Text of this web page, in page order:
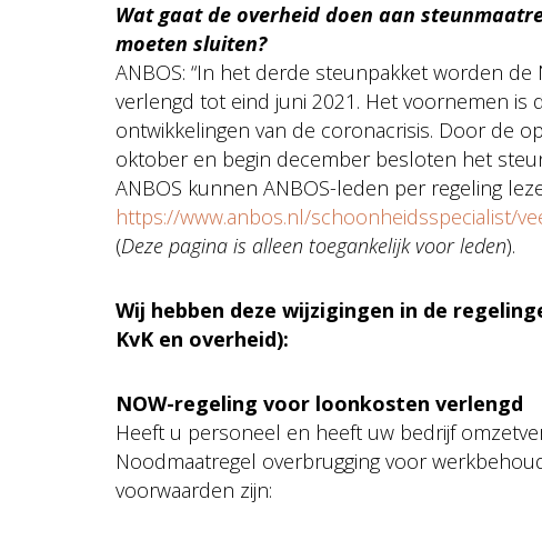
Wat gaat de overheid doen aan
moeten sluiten?
ANBOS: “In het derde steunpakket worden de
verlengd tot eind juni 2021. Het voornemen
ontwikkelingen van de coronacrisis. Door de
oktober en begin december besloten het
ANBOS kunnen ANBOS-leden per regeling
https://www.anbos.nl/schoonheidsspecialist/
(Deze pagina is alleen toegankelijk voor leden).
Wij hebben deze wijzigingen in de
KvK en overheid):
NOW-regeling voor loonkosten verlengd
Heeft u personeel en heeft uw bedrijf
Noodmaatregel overbrugging voor
voorwaarden zijn: